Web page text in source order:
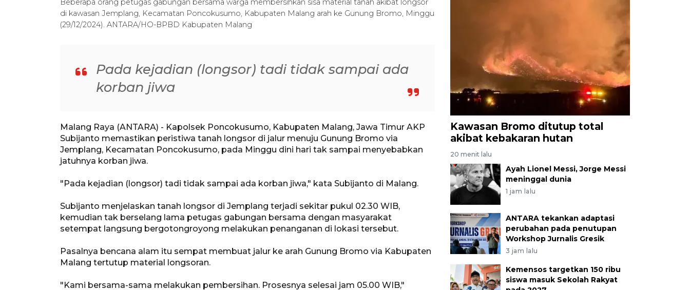
Beberapa orang petugas gabungan bersama warga membersihkan sisa material tanah akibat longsor
di kawasan Jemplang, Kecamatan Poncokusumo, Kabupaten Malang arah ke Gunung Bromo, Minggu
(29/12/2024). ANTARA/HO-BPBD Kabupaten Malang
Pada kejadian (longsor) tadi tidak sampai ada
korban jiwa
Malang Raya (ANTARA) - Kapolsek Poncokusumo, Kabupaten Malang, Jawa Timur AKP
Subijanto memastikan peristiwa tanah longsor di jalur menuju Gunung Bromo via
Jemplang, Kecamatan Poncokusumo, pada Minggu dini hari tak sampai menyebabkan
jatuhnya korban jiwa.
"Pada kejadian (longsor) tadi tidak sampai ada korban jiwa," kata Subijanto di Malang.
Subijanto menjelaskan tanah longsor di Jemplang terjadi sekitar pukul 02.30 WIB,
kemudian tak berselang lama petugas gabungan bersama dengan masyarakat
setempat langsung bergotongroyong melakukan penanganan di lokasi tersebut.
Pasalnya bencana alam itu sempat membuat jalur ke arah Gunung Bromo via Kabupaten
Malang tertutup material longsoran.
"Kami bersama-sama melakukan pembersihan. Prosesnya selesai jam 05.00 WIB,"
Kawasan Bromo ditutup total
akibat kebakaran hutan
20 menit lalu
Ayah Lionel Messi, Jorge Messi
meninggal dunia
1 jam lalu
ANTARA tekankan adaptasi
perubahan pada penutupan
Workshop Jurnalis Gresik
3 jam lalu
Kemensos targetkan 150 ribu
siswa masuk Sekolah Rakyat